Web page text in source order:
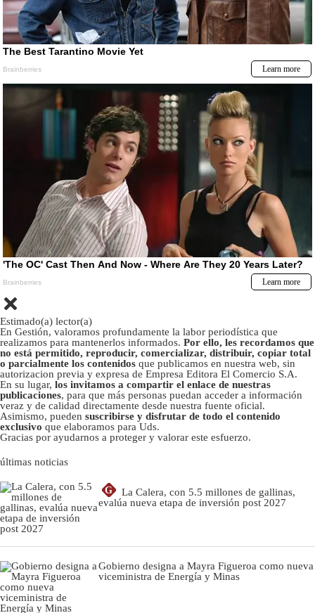
Estimado(a) lector(a)
En Gestión, valoramos profundamente la labor periodística que
realizamos para mantenerlos informados. Por ello, les recordamos que
no está permitido, reproducir, comercializar, distribuir, copiar total
o parcialmente los contenidos que publicamos en nuestra web, sin
autorizacion previa y expresa de Empresa Editora El Comercio S.A.
En su lugar, los invitamos a compartir el enlace de nuestras
publicaciones, para que más personas puedan acceder a información
veraz y de calidad directamente desde nuestra fuente oficial.
Asimismo, pueden suscribirse y disfrutar de todo el contenido
exclusivo que elaboramos para Uds.
Gracias por ayudarnos a proteger y valorar este esfuerzo.
últimas noticias
G
La Calera, con 5.5 millones de gallinas,
evalúa nueva etapa de inversión post 2027
Gobierno designa a Mayra Figueroa como nueva
viceministra de Energía y Minas